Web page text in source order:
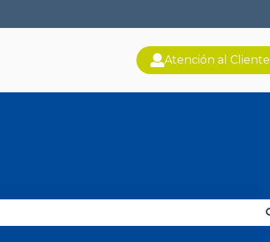
Atención al Cliente